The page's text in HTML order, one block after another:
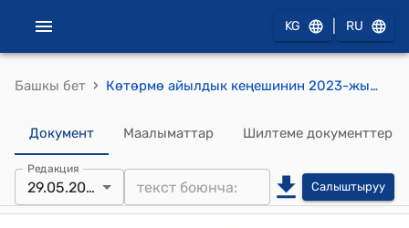
KG RU
Башкы бет › Көтөрмө айылдык кеңешинин 2023-жылдын 29-майындагы № 26/2 "Тамаша айылына сугат суу үчүн пластик түтүк сатып алууга каражат кароо жөнүндө" токтому
Документ Маалыматтар Шилтеме документтер
Редакция
29.05.2023 Салыштыруу